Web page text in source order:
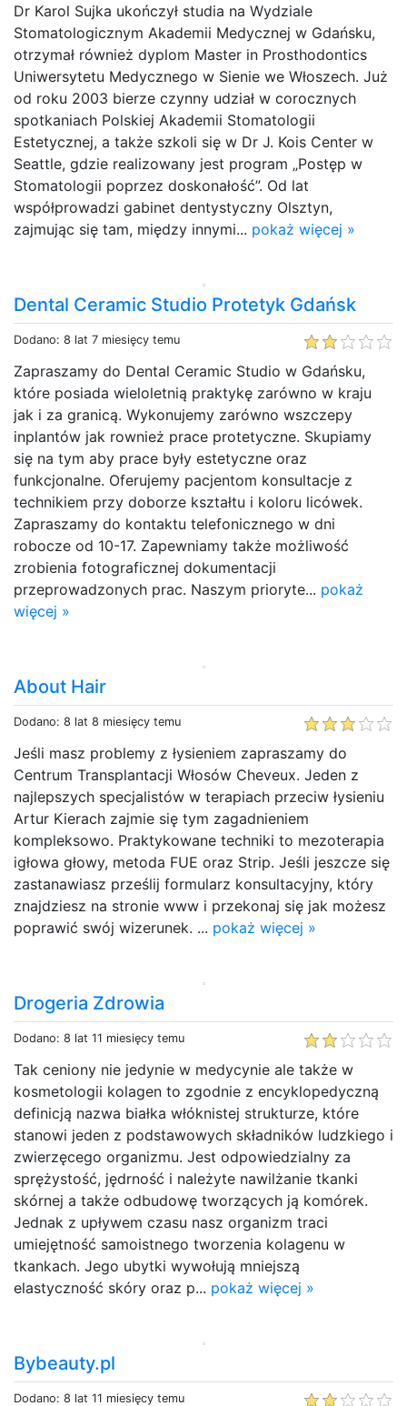
Dr Karol Sujka ukończył studia na Wydziale
Stomatologicznym Akademii Medycznej w Gdańsku,
otrzymał również dyplom Master in Prosthodontics
Uniwersytetu Medycznego w Sienie we Włoszech. Już
od roku 2003 bierze czynny udział w corocznych
spotkaniach Polskiej Akademii Stomatologii
Estetycznej, a także szkoli się w Dr J. Kois Center w
Seattle, gdzie realizowany jest program „Postęp w
Stomatologii poprzez doskonałość”. Od lat
współprowadzi gabinet dentystyczny Olsztyn,
zajmując się tam, między innymi... pokaż więcej »
Dental Ceramic Studio Protetyk Gdańsk
Dodano: 8 lat 7 miesięcy temu
Zapraszamy do Dental Ceramic Studio w Gdańsku,
które posiada wieloletnią praktykę zarówno w kraju
jak i za granicą. Wykonujemy zarówno wszczepy
inplantów jak rownież prace protetyczne. Skupiamy
się na tym aby prace były estetyczne oraz
funkcjonalne. Oferujemy pacjentom konsultacje z
technikiem przy doborze kształtu i koloru licówek.
Zapraszamy do kontaktu telefonicznego w dni
robocze od 10-17. Zapewniamy także możliwość
zrobienia fotograficznej dokumentacji
przeprowadzonych prac. Naszym prioryte... pokaż
więcej »
About Hair
Dodano: 8 lat 8 miesięcy temu
Jeśli masz problemy z łysieniem zapraszamy do
Centrum Transplantacji Włosów Cheveux. Jeden z
najlepszych specjalistów w terapiach przeciw łysieniu
Artur Kierach zajmie się tym zagadnieniem
kompleksowo. Praktykowane techniki to mezoterapia
igłowa głowy, metoda FUE oraz Strip. Jeśli jeszcze się
zastanawiasz prześlij formularz konsultacyjny, który
znajdziesz na stronie www i przekonaj się jak możesz
poprawić swój wizerunek. ... pokaż więcej »
Drogeria Zdrowia
Dodano: 8 lat 11 miesięcy temu
Tak ceniony nie jedynie w medycynie ale także w
kosmetologii kolagen to zgodnie z encyklopedyczną
definicją nazwa białka włóknistej strukturze, które
stanowi jeden z podstawowych składników ludzkiego i
zwierzęcego organizmu. Jest odpowiedzialny za
sprężystość, jędrność i należyte nawilżanie tkanki
skórnej a także odbudowę tworzących ją komórek.
Jednak z upływem czasu nasz organizm traci
umiejętność samoistnego tworzenia kolagenu w
tkankach. Jego ubytki wywołują mniejszą
elastyczność skóry oraz p... pokaż więcej »
Bybeauty.pl
Dodano: 8 lat 11 miesięcy temu